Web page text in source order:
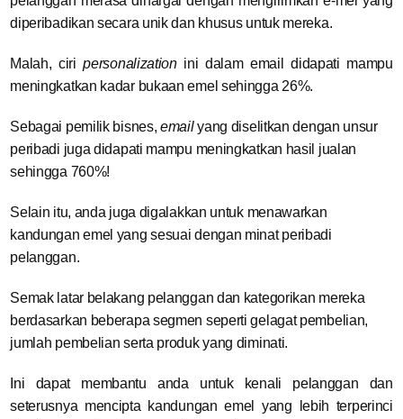
diperibadikan secara unik dan khusus untuk mereka.
Malah, ciripersonalizationini dalam email didapati mampu
meningkatkan kadar bukaan emel sehingga 26%.
Sebagai pemilik bisnes,emailyang diselitkan dengan unsur
peribadi juga didapati mampu meningkatkan hasil jualan
sehingga 760%!
Selain itu, anda juga digalakkan untuk menawarkan
kandungan emel yang sesuai dengan minat peribadi
pelanggan.
Semak latar belakang pelanggan dan kategorikan mereka
berdasarkan beberapa segmen seperti gelagat pembelian,
jumlah pembelian serta produk yang diminati.
Ini dapat membantu anda untuk kenali pelanggan dan
seterusnya mencipta kandungan emel yang lebih terperinci